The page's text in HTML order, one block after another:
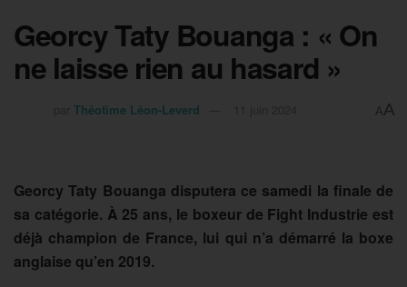
Georcy Taty Bouanga : « On
ne laisse rien au hasard »
Théotime Léon-Leverd AA
Georcy Taty Bouanga disputera ce samedi la finale de
sa catégorie. À 25 ans, le boxeur de Fight Industrie est
déjà champion de France, lui qui n’a démarré la boxe
anglaise qu’en 2019.